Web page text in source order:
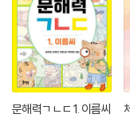
문해력ㄱㄴㄷ 1. 이름씨